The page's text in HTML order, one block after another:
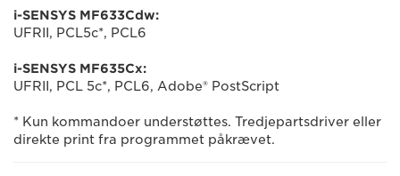
i-SENSYS MF633Cdw:
UFRII, PCL5c*, PCL6
i-SENSYS MF635Cx:
UFRII, PCL 5c*, PCL6, Adobe® PostScript
* Kun kommandoer understøttes. Tredjepartsdriver eller
direkte print fra programmet påkrævet.